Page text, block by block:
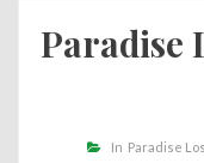
Paradise
In Paradise